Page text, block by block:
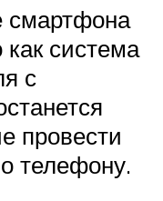
смартфона
система
с
провести
телефону.